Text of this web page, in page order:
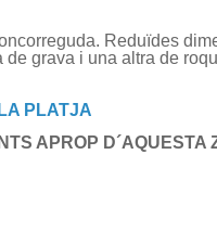
Reduïdes
grava i una altra de
PLATJA
APROP D´AQUESTA